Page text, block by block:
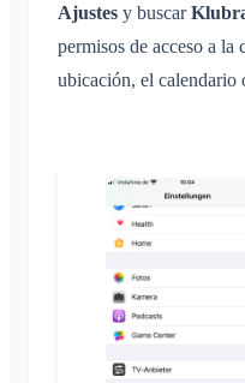
Inicio rápido para
Permisos
Administradores
Lista de miembros
Eliminar miembros
Administrador del área
Gestionar Áreas
Solicitud de adhesión
Navegadores
Preguntas frecuentes
Ajustes y buscar
permisos de acceso a la
ubicación, el calendario